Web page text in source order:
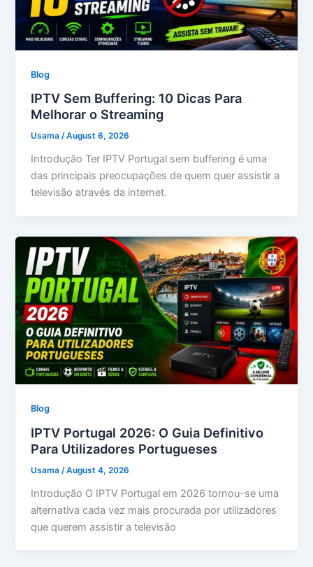
Blog
IPTV Sem Buffering: 10 Dicas Para
Melhorar o Streaming
Usama/August 6, 2026
Introdução Ter IPTV Portugal sem buffering é uma
das principais preocupações de quem quer assistir a
televisão através da internet.
Blog
IPTV Portugal 2026: O Guia Definitivo
Para Utilizadores Portugueses
Usama /August 4, 2026
Introdução O IPTV Portugal em 2026 tornou-se uma
alternativa cada vez mais procurada por utilizadores
que querem assistir a televisão